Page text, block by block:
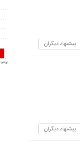
پیشنهاد دیگران
پیشنهاد دیگران
1392